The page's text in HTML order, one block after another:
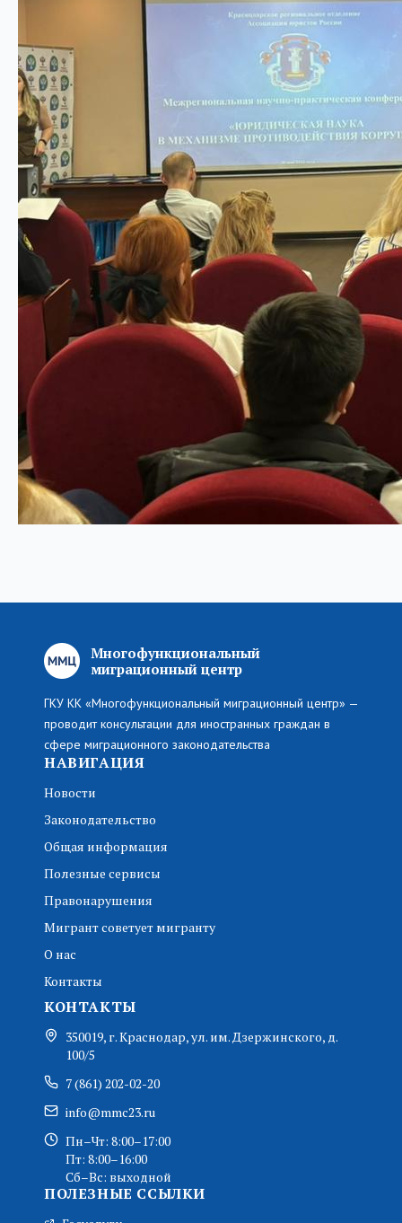
Многофункциональный
миграционный центр
ГКУ КК «Многофункциональный миграционный центр» —
проводит консультации для иностранных граждан в
сфере миграционного законодательства
НАВИГАЦИЯ
Новости
Законодательство
Общая информация
Полезные сервисы
Правонарушения
Мигрант советует мигранту
О нас
Контакты
КОНТАКТЫ
350019, г. Краснодар, ул. им. Дзержинского, д.
100/5
7 (861) 202-02-20
info@mmc23.ru
Пн–Чт: 8:00–17:00
Пт: 8:00–16:00
Сб–Вс: выходной
ПОЛЕЗНЫЕ ССЫЛКИ